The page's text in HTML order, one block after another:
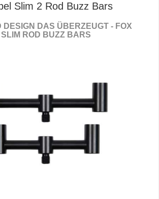
Slim 2 Rod Buzz Bars
DAS ÜBERZEUGT - FOX
ROD BUZZ BARS